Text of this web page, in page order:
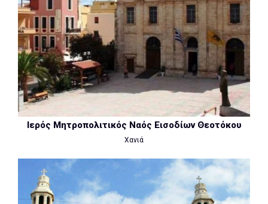
Ιερός Μητροπολιτικός Ναός Εισοδίων Θεοτόκου
Χανιά